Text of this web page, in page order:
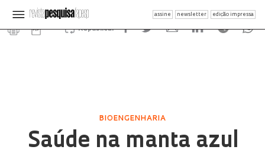
assine newsletter edição impressa
Republicar
BIOENGENHARIA
Saúde na manta azul